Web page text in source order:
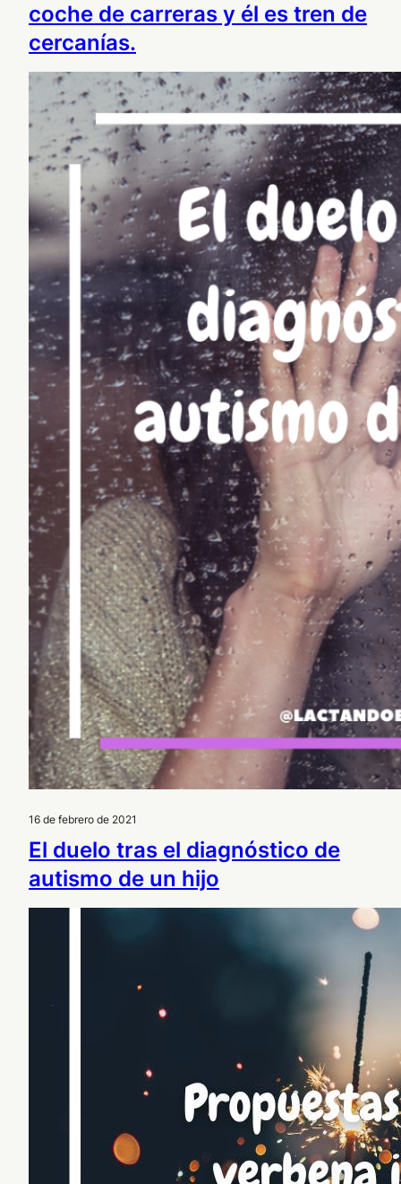
coche de carreras y él es tren de
cercanías.
16 de febrero de 2021
El duelo tras el diagnóstico de
autismo de un hijo